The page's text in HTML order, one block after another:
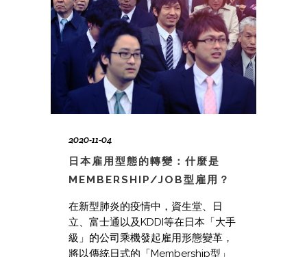
2020-11-04
日本雇用型態的轉變：什麼是
MEMBERSHIP/JOB型雇用？
在新型肺炎的疫情中，資生堂、日
立、富士通以及KDDI等在日本「大手
級」的公司乘機發起雇用形態變革，
將以傳統日式的「Membership型」